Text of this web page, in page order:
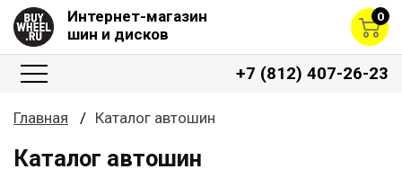
Интернет-магазин
шин и дисков
0
+7 (812) 407-26-23
Главная Каталог автошин
Каталог автошин